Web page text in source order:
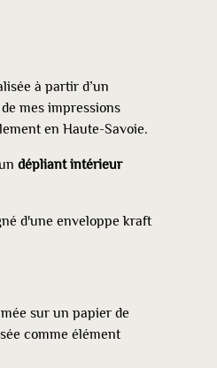
à partir d’un
mes impressions
en Haute-Savoie.
dépliant intérieur
d'une enveloppe kraft
sur un papier de
comme élément